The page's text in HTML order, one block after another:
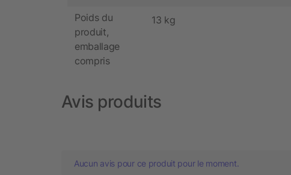
Poids du
produit,
emballage
compris
13 kg
Avis produits
Aucun avis pour ce produit pour le moment.